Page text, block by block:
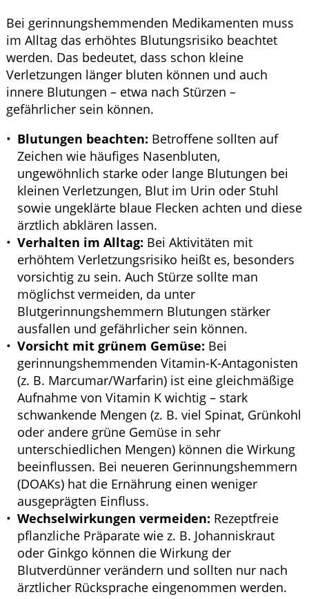
Bei gerinnungshemmenden Medikamenten muss
im Alltag das erhöhtes Blutungsrisiko beachtet
werden. Das bedeutet, dass schon kleine
Verletzungen länger bluten können und auch
innere Blutungen – etwa nach Stürzen –
gefährlicher sein können.
Blutungen beachten: Betroffene sollten auf
Zeichen wie häufiges Nasenbluten,
ungewöhnlich starke oder lange Blutungen bei
kleinen Verletzungen, Blut im Urin oder Stuhl
sowie ungeklärte blaue Flecken achten und diese
ärztlich abklären lassen.
Verhalten im Alltag: Bei Aktivitäten mit
erhöhtem Verletzungsrisiko heißt es, besonders
vorsichtig zu sein. Auch Stürze sollte man
möglichst vermeiden, da unter
Blutgerinnungshemmern Blutungen stärker
ausfallen und gefährlicher sein können.
Vorsicht mit grünem Gemüse: Bei
gerinnungshemmenden Vitamin-K-Antagonisten
(z. B. Marcumar/Warfarin) ist eine gleichmäßige
Aufnahme von Vitamin K wichtig – stark
schwankende Mengen (z. B. viel Spinat, Grünkohl
oder andere grüne Gemüse in sehr
unterschiedlichen Mengen) können die Wirkung
beeinflussen. Bei neueren Gerinnungshemmern
(DOAKs) hat die Ernährung einen weniger
ausgeprägten Einfluss.
Wechselwirkungen vermeiden: Rezeptfreie
pflanzliche Präparate wie z. B. Johanniskraut
oder Ginkgo können die Wirkung der
Blutverdünner verändern und sollten nur nach
ärztlicher Rücksprache eingenommen werden.